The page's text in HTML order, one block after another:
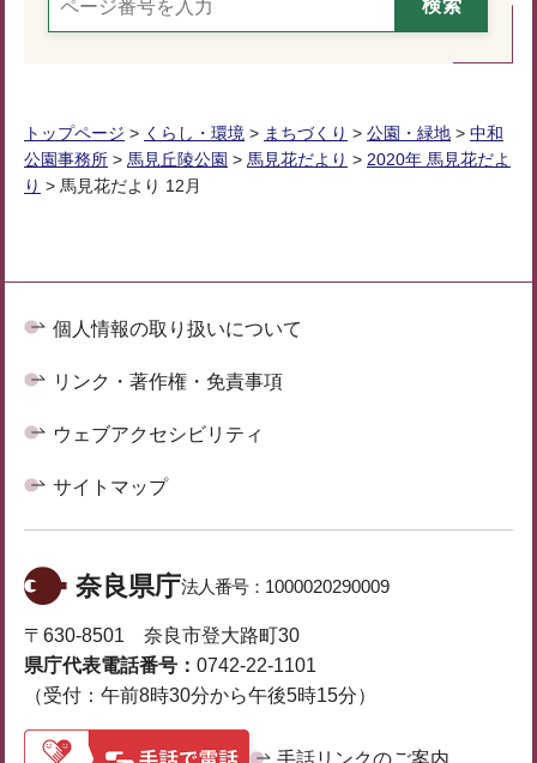
トップページ > くらし・環境 > まちづくり > 公園・緑地 > 中和
公園事務所 > 馬見丘陵公園 > 馬見花だより > 2020年 馬見花だよ
り > 馬見花だより 12月
個人情報の取り扱いについて
リンク・著作権・免責事項
ウェブアクセシビリティ
サイトマップ
奈良県庁法人番号： 1000020290009
〒630-8501 奈良市登大路町30
県庁代表電話番号： 0742-22-1101
（受付：午前8時30分から午後5時15分）